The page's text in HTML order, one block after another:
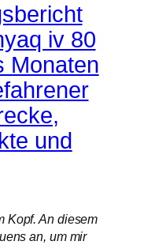
iv 80
Monaten
und
Kopf. An diesem
an, um mir